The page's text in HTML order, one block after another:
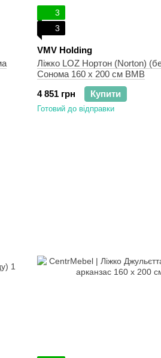
3
3
VMV Holding
Ліжко LOZ Нортон (Norton)
Сонома 160 x 200 см ВМВ
4 851 грн
Купити
Готовий до відправки